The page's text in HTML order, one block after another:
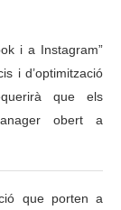
i a Instagram”
i d’optimització
que els
obert a
que porten a